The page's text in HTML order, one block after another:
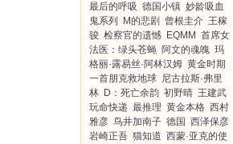
最后的呼吸 德国小镇 妙龄吸血
鬼系列
M的悲剧 曾根圭介 王稼
骏 检察官的遗憾 EQMM 首席女
法医：绿头苍蝇 阿文的魂魄 玛
格丽·露易丝·阿林汉姆 黄金时期
一首朋克救地球 尼古拉斯·弗里
林 D：死亡余韵 初野晴 王建武
玩命快递 最推理 黄金本格 西村
雅彦 鸟井加南子 德国 西泽保彦
岩崎正吾 猫知道 西蒙·亚克的使